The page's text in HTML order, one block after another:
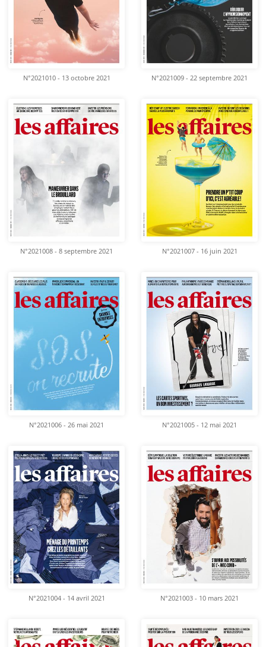
N°2021010 - 13 octobre 2021 N°2021009 - 22 septembre 2021
N°2021008 - 8 septembre 2021 N°2021007 - 16 juin 2021
N°2021006 - 26 mai 2021 N°2021005 - 12 mai 2021
N°2021004 - 14 avril 2021 N°2021003 - 10 mars 2021